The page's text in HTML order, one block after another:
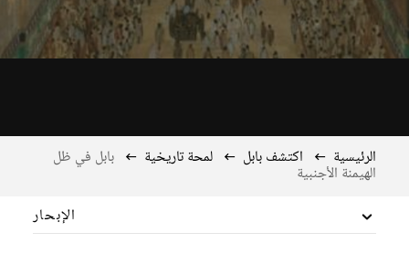
الرئيسية اكتشف بابل لمحة تاريخية بابل في ظل
الهيمنة الأجنبية
الإبحار